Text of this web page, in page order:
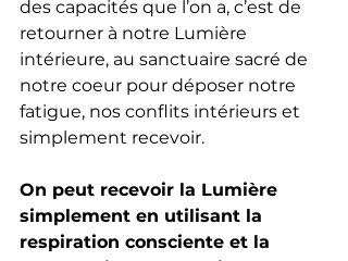
des capacités que l’on a, c’est de
retourner à notre Lumière
intérieure, au sanctuaire sacré de
notre coeur pour déposer notre
fatigue, nos conflits intérieurs et
simplement recevoir.
On peut recevoir la Lumière
simplement en utilisant la
respiration consciente et la